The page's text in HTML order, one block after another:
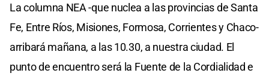
La columna NEA -que nuclea a las provincias de Santa
Fe, Entre Ríos, Misiones, Formosa, Corrientes y Chaco-
arribará mañana, a las 10.30, a nuestra ciudad. El
punto de encuentro será la Fuente de la Cordialidad e